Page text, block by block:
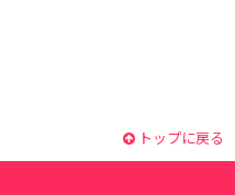
トップに戻る